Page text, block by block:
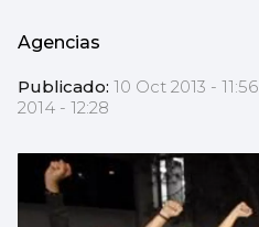
Agencias
Publicado: 10 Oct 2013 - 11:56
2014 - 12:28